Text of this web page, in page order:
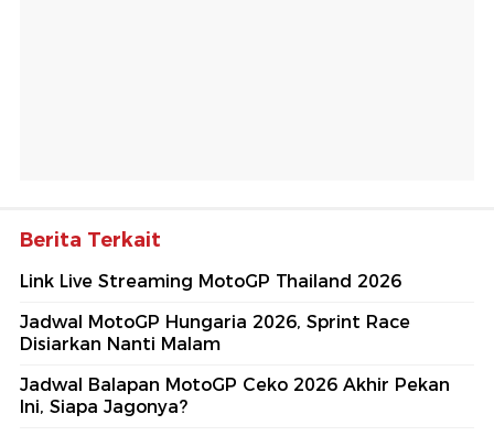
Berita Terkait
Link Live Streaming MotoGP Thailand 2026
Jadwal MotoGP Hungaria 2026, Sprint Race
Disiarkan Nanti Malam
Jadwal Balapan MotoGP Ceko 2026 Akhir Pekan
Ini, Siapa Jagonya?